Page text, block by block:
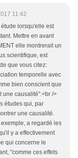
11:42
étude lorsqu'elle est
Mettre en avant
elle montrerait un
scientifique, est
que vous citez:
temporelle avec
bien conscient que
une causalité".<br />
études qui, par
une causalité.
a regardé les
y a effectivement
qui concerne le
"comme ces effets